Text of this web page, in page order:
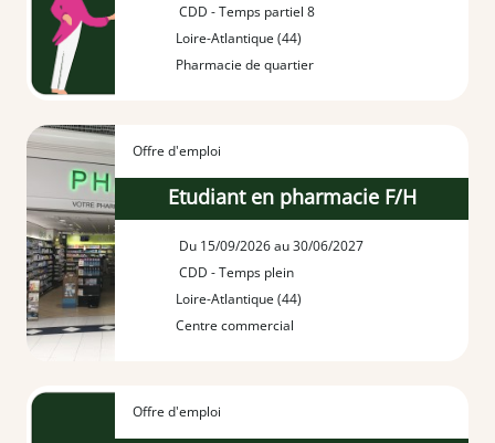
CDD - Temps partiel 8
Loire-Atlantique (44)
Pharmacie de quartier
Offre d'emploi
Etudiant en pharmacie F/H
Du 15/09/2026 au 30/06/2027
CDD - Temps plein
Loire-Atlantique (44)
Centre commercial
Offre d'emploi